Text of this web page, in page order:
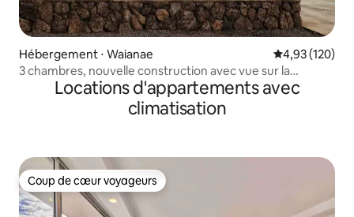
Hébergement ⋅ Waianae Évaluation
4,93 (120)
3 chambres, nouvelle construction avec vue sur la
montagne, proche de la plage
Locations d'appartements avec
climatisation
Coup de cœur voyageurs
Coup de cœur voyageurs